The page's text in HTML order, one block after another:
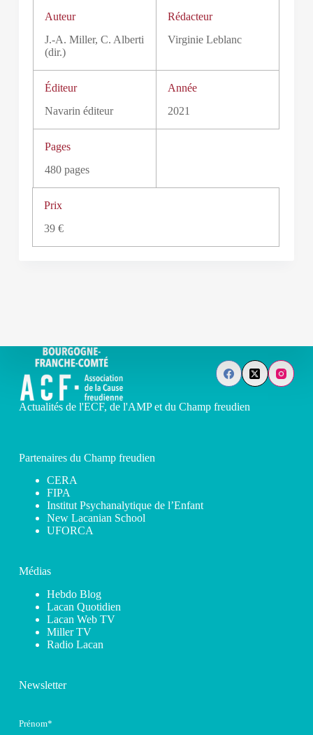
Auteur
J.-A. Miller, C. Alberti
(dir.)
Rédacteur
Virginie Leblanc
Éditeur
Navarin éditeur
Année
2021
Pages
480 pages
Prix
39 €
Actualités de l'ECF, de l'AMP et du Champ freudien
Partenaires du Champ freudien
CERA
FIPA
Institut Psychanalytique de l’Enfant
New Lacanian School
UFORCA
Médias
Hebdo Blog
Lacan Quotidien
Lacan Web TV
Miller TV
Radio Lacan
Newsletter
Prénom*